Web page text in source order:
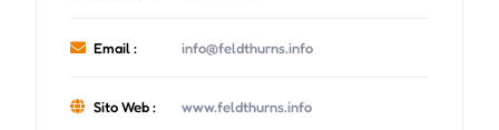
Email : info@feldthurns.info
Sito Web : www.feldthurns.info